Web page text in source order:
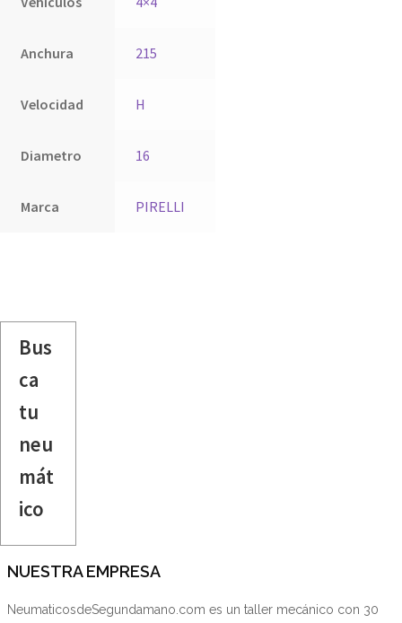
Anchura 215
Velocidad H
Diametro 16
Marca PIRELLI
Bus
ca
tu
neu
mát
ico
NUESTRA EMPRESA
NeumaticosdeSegundamano.com es un taller mecánico con 30